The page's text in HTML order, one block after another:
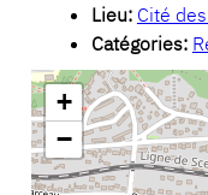
Lieu: Cité
Catégories:
+
−